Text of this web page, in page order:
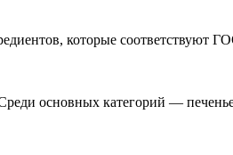
которые соответствуют
основных категорий —